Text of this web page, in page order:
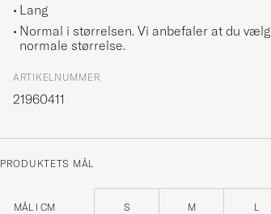
Lang
Normal i størrelsen. Vi anbefaler at du
normale størrelse.
ARTIKELNUMMER
21960411
PRODUKTETS MÅL
MÅL I CM S M L